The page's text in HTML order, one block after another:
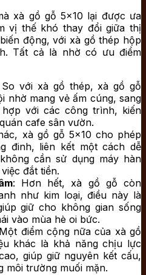
xà gồ gỗ 5×10 lại được ưa
vị thế khó thay đổi giữa thị
động, với xà gồ thép hộp
Tất cả là nhờ có ưu điểm
với xà gồ thép, xà gồ gỗ
nhờ mang vẻ ấm cúng, sang
với các công trình, kiến
cafe sân vườn.
xà gồ gỗ 5×10 cho phép
đinh, liên kết một cách dễ
cần sử dụng máy hàn
đắt tiền.
: Hơn hết, xà gồ gỗ còn
như kim loại, điều này là
giữ cho không gian sống
vào mùa hè oi bức.
điểm cộng nữa của xà gồ
khác là khả năng chịu lực
giúp giữ nguyên kết cấu,
môi trường muối mặn.